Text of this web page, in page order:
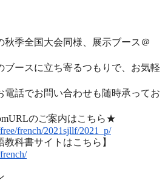
秋季全国大会同様、展示ブース＠
ースに立ち寄るつもりで、 お気軽
電話でお問い合わせも随時承ってお
のご案内はこちら★
free/french/2021sjllf/2021_p/
教科書サイトはこちら】
french/